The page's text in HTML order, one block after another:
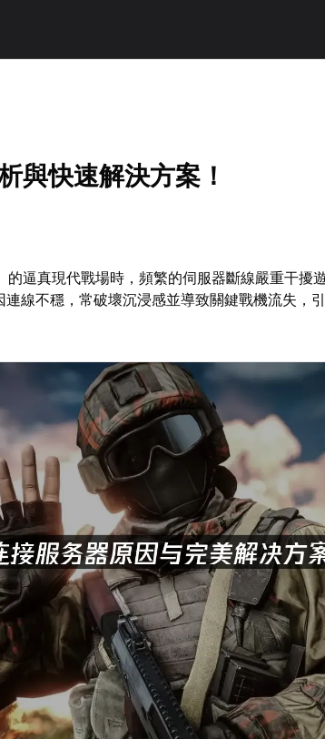
與快速解決方案！
逼真現代戰場時，頻繁的伺服器斷線嚴重干擾
線不穩，常破壞沉浸感並導致關鍵戰機流失，